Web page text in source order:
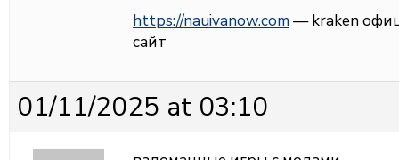
https://nauivanow.com— kraken
сайт
01/11/2025 at 03:10